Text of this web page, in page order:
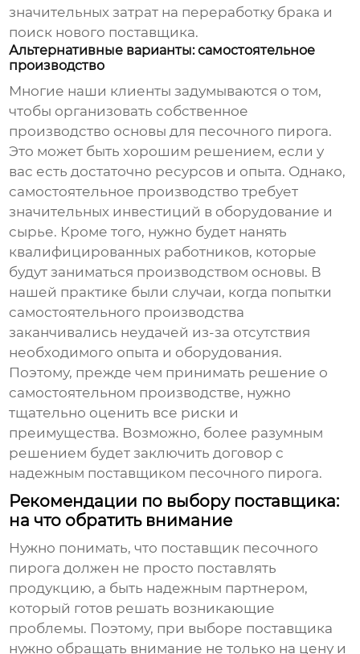
значительных затрат на переработку брака и
поиск нового поставщика.
Альтернативные варианты: самостоятельное
производство
Многие наши клиенты задумываются о том,
чтобы организовать собственное
производство основы для песочного пирога.
Это может быть хорошим решением, если у
вас есть достаточно ресурсов и опыта. Однако,
самостоятельное производство требует
значительных инвестиций в оборудование и
сырье. Кроме того, нужно будет нанять
квалифицированных работников, которые
будут заниматься производством основы. В
нашей практике были случаи, когда попытки
самостоятельного производства
заканчивались неудачей из-за отсутствия
необходимого опыта и оборудования.
Поэтому, прежде чем принимать решение о
самостоятельном производстве, нужно
тщательно оценить все риски и
преимущества. Возможно, более разумным
решением будет заключить договор с
надежным поставщиком песочного пирога.
Рекомендации по выбору поставщика:
на что обратить внимание
Нужно понимать, что поставщик песочного
пирога должен не просто поставлять
продукцию, а быть надежным партнером,
который готов решать возникающие
проблемы. Поэтому, при выборе поставщика
нужно обращать внимание не только на цену и